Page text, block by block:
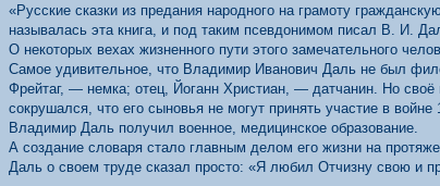
«Русские сказки из предания народного на грамоту
называлась эта книга, и под таким псевдонимом писал В. И.
О некоторых вехах жизненного пути этого замечательного
Самое удивительное, что Владимир Иванович Даль не был
Фрейтаг, — немка; отец, Йоганн Христиан, — датчанин. Но
сокрушался, что его сыновья не могут принять участие в
Владимир Даль получил военное, медицинское образование.
А создание словаря стало главным делом его жизни на
Даль о своем труде сказал просто: «Я любил Отчизну свою и